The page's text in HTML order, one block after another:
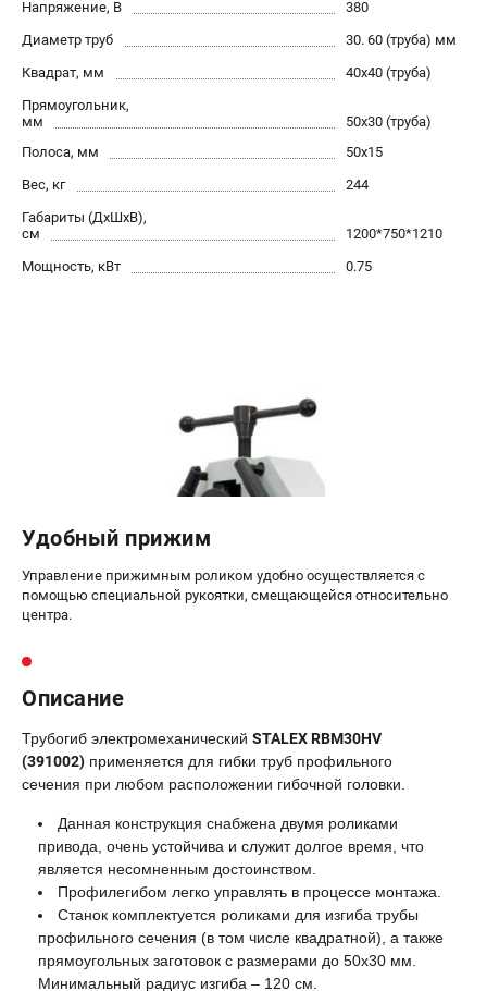
проспект Александровской Фермы, 29АЛ
Прием заказов по телефону:
zakaz@stalex-shop.ru
Напряжение, В
380
Диаметр труб
30. 60 (труба) мм
Квадрат, мм
40х40 (труба)
Прямоугольник,
мм
50х30 (труба)
Полоса, мм
50х15
Вес, кг
244
Габариты (ДхШхВ),
см
1200*750*1210
Мощность, кВт
0.75
Удобный прижим
Управление прижимным роликом удобно осуществляется с
помощью специальной рукоятки, смещающейся относительно
центра.
Описание
Трубогиб электромеханический STALEX RBM30HV
(391002) применяется для гибки труб профильного
сечения при любом расположении гибочной головки.
Данная конструкция снабжена двумя роликами
привода, очень устойчива и служит долгое время, что
является несомненным достоинством.
Профилегибом легко управлять в процессе монтажа.
Станок комплектуется роликами для изгиба трубы
профильного сечения (в том числе квадратной), а также
прямоугольных заготовок с размерами до 50x30 мм.
Минимальный радиус изгиба – 120 см.